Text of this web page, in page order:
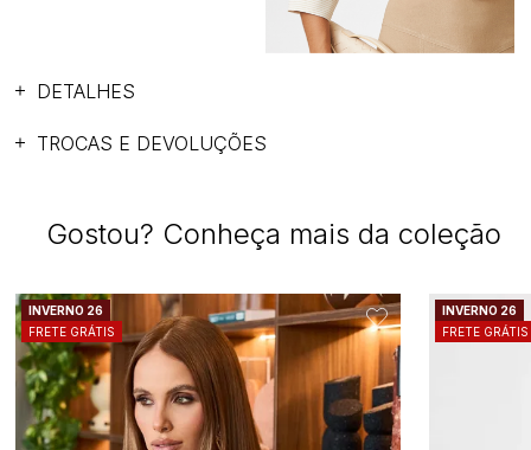
DETALHES
TROCAS E DEVOLUÇÕES
Gostou? Conheça mais da coleção
FRETE GRÁTIS
INVERNO 26
FRETE GRÁTIS
INVERNO 26